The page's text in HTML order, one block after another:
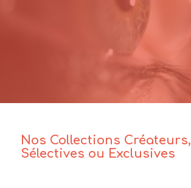
Nos Collections Créateurs,
Sélectives ou Exclusives